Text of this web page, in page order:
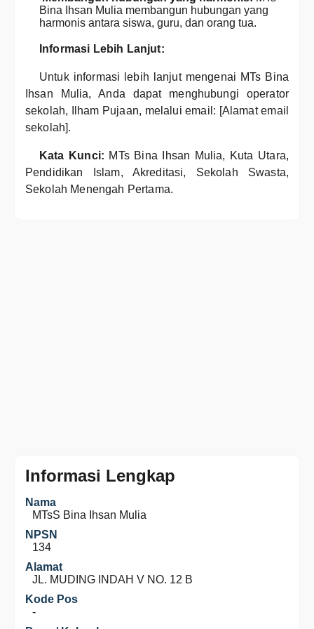
Bina Ihsan Mulia membangun hubungan yang
harmonis antara siswa, guru, dan orang tua.
Informasi Lebih Lanjut:
Untuk informasi lebih lanjut mengenai MTs Bina
Ihsan Mulia, Anda dapat menghubungi operator
sekolah, Ilham Pujaan, melalui email: [Alamat email
sekolah].
Kata Kunci: MTs Bina Ihsan Mulia, Kuta Utara,
Pendidikan Islam, Akreditasi, Sekolah Swasta,
Sekolah Menengah Pertama.
Informasi Lengkap
Nama
MTsS Bina Ihsan Mulia
NPSN
134
Alamat
JL. MUDING INDAH V NO. 12 B
Kode Pos
-